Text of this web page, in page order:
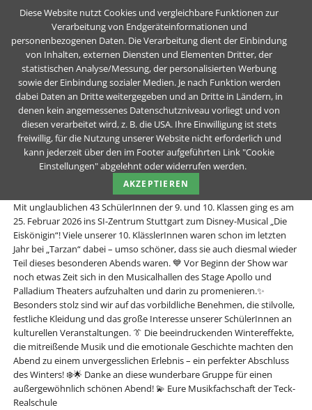
Musicalzauber in Stuttgart!
Teck-Realschule Kirchheim unter Teck Unser Schul-Blog News Details
Musicalzauber in Stuttgart!
05.03.2026von Team-Blog der TRS (Kommentare: 0)
✨🎭 Musicalzauber in Stuttgart! ❄️
Mit unglaublichen 43 SchülerInnen der 9. und 10. Klassen ging es am
25. Februar 2026 ins SI-Zentrum Stuttgart zum Disney-Musical „Die
Eiskönigin“! Viele unserer 10. KlässlerInnen waren schon im letzten
Jahr bei „Tarzan“ dabei – umso schöner, dass sie auch diesmal wieder
Teil dieses besonderen Abends waren. 💙 Vor Beginn der Show war
noch etwas Zeit sich in den Musicalhallen des Stage Apollo und
Palladium Theaters aufzuhalten und darin zu promenieren.✨
Besonders stolz sind wir auf das vorbildliche Benehmen, die stilvolle,
festliche Kleidung und das große Interesse unserer SchülerInnen an
kulturellen Veranstaltungen. 👔 Die beeindruckenden Wintereffekte,
die mitreißende Musik und die emotionale Geschichte machten den
Abend zu einem unvergesslichen Erlebnis – ein perfekter Abschluss
des Winters! ❄️🌟 Danke an diese wunderbare Gruppe für einen
außergewöhnlich schönen Abend! 💫 Eure Musikfachschaft der Teck-
Realschule
Diese Website nutzt Cookies und vergleichbare Funktionen zur
Verarbeitung von Endgeräteinformationen und
personenbezogenen Daten. Die Verarbeitung dient der Einbindung
von Inhalten, externen Diensten und Elementen Dritter, der
statistischen Analyse/Messung, der personalisierten Werbung
sowie der Einbindung sozialer Medien. Je nach Funktion werden
dabei Daten an Dritte weitergegeben und an Dritte in Ländern, in
denen kein angemessenes Datenschutzniveau vorliegt und von
diesen verarbeitet wird, z. B. die USA. Ihre Einwilligung ist stets
freiwillig, für die Nutzung unserer Website nicht erforderlich und
kann jederzeit über den im Footer aufgeführten Link "Cookie
Einstellungen" abgelehnt oder widerrufen werden.
AKZEPTIEREN